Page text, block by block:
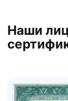
Наши